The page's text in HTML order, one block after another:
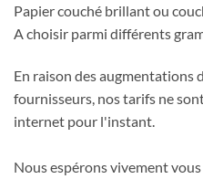
Papier couché brillant ou
A choisir parmi différents
En raison des augmentations
fournisseurs, nos tarifs ne
internet pour l'instant.
Nous espérons vivement